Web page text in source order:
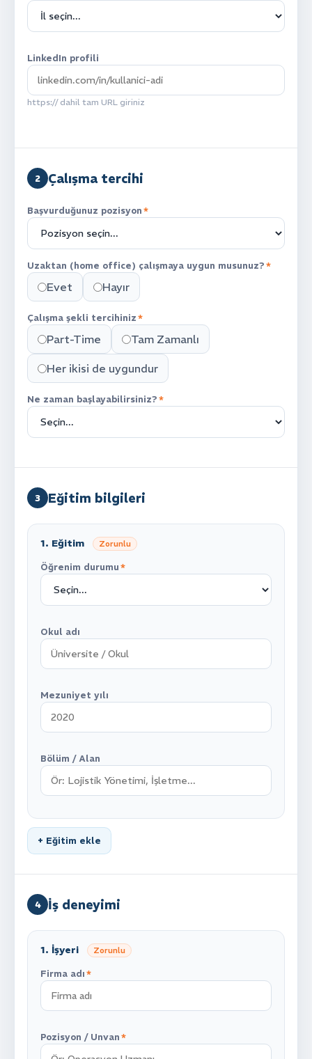
LinkedIn profili
https:// dahil tam URL giriniz
2 Çalışma tercihi
Başvurduğunuz pozisyon*
Uzaktan (home office) çalışmaya uygun musunuz?*
Evet Hayır
Çalışma şekli tercihiniz*
Part-Time Tam Zamanlı
Her ikisi de uygundur
Ne zaman başlayabilirsiniz?*
3 Eğitim bilgileri
1. Eğitim Zorunlu
Öğrenim durumu*
Okul adı
Mezuniyet yılı
Bölüm / Alan
+ Eğitim ekle
4 İş deneyimi
1. İşyeri Zorunlu
Firma adı*
Pozisyon / Unvan*